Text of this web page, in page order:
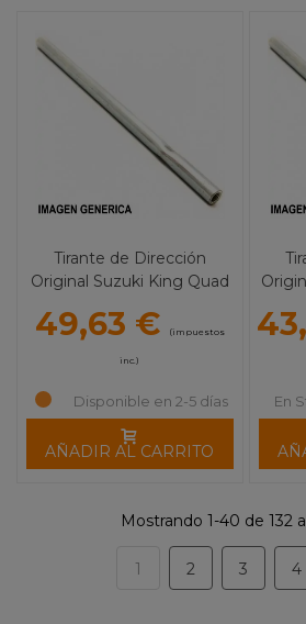
Tirante de Dirección
Original Suzuki King Quad
49,63 € (impuestos
inc.)
Disponible en 2-5 días
AÑADIR AL CARRITO
En
Mostrando 1-40 de 132
1 2 3 4